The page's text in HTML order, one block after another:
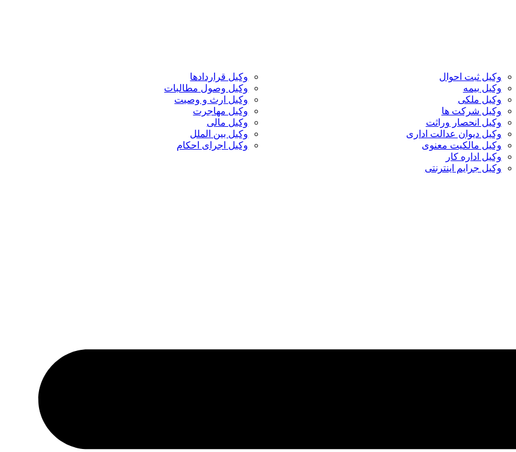
وکیل ثبت احوال
وکیل بیمه
وکیل ملکی
وکیل شرکت ها
وکیل انحصار وراثت
وکیل دیوان عدالت اداری
وکیل مالکیت معنوی
وکیل اداره کار
وکیل جرایم اینترنتی
وکیل قراردادها
وکیل وصول مطالبات
وکیل ارث و وصیت
وکیل مهاجرت
وکیل مالی
وکیل بین الملل
وکیل اجرای احکام